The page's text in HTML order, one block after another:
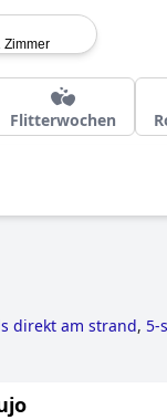
Zimmer
Flitterwochen
direkt am strand, 5-